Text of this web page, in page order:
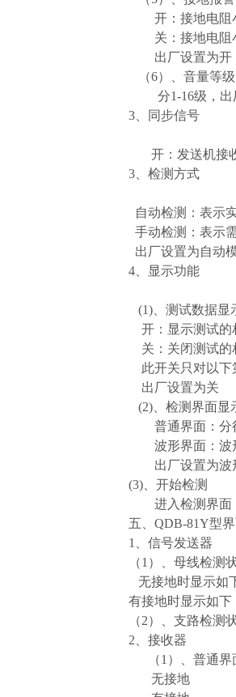
开：接地电阻
关：接地电阻
出厂设置为开
（6）、音量等级
分1-16级，出
3、同步信号
开：发送机接收
3、检测方式
自动检测：表示
手动检测：表示
出厂设置为自动
4、显示功能
(1)、测试数据显
开：显示测试的
关：关闭测试的
此开关只对以下
出厂设置为关
(2)、检测界面显
普通界面：分
波形界面：波
出厂设置为波
(3)、开始检测
进入检测界面
五、QDB-81Y型
1、信号发送器
（1）、母线检测
无接地时显示如
有接地时显示如下
（2）、支路检测
2、接收器
（1）、普通界
无接地